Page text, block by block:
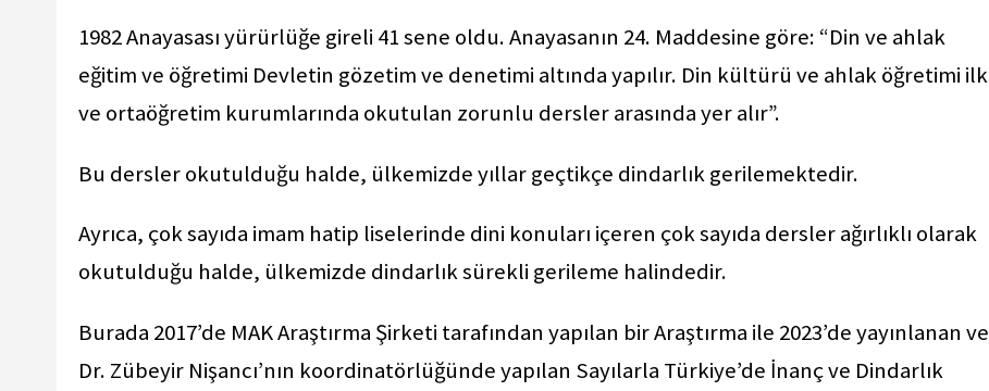
1982 Anayasası yürürlüğe gireli 41 sene oldu. Anayasanın 24. Maddesine göre: “Din ve ahlak
eğitim ve öğretimi Devletin gözetim ve denetimi altında yapılır. Din kültürü ve ahlak öğretimi ilk
ve ortaöğretim kurumlarında okutulan zorunlu dersler arasında yer alır”.
Bu dersler okutulduğu halde, ülkemizde yıllar geçtikçe dindarlık gerilemektedir.
Ayrıca, çok sayıda imam hatip liselerinde dini konuları içeren çok sayıda dersler ağırlıklı olarak
okutulduğu halde, ülkemizde dindarlık sürekli gerileme halindedir.
Burada 2017’de MAK Araştırma Şirketi tarafından yapılan bir Araştırma ile 2023’de yayınlanan ve
Dr. Zübeyir Nişancı’nın koordinatörlüğünde yapılan Sayılarla Türkiye’de İnanç ve Dindarlık